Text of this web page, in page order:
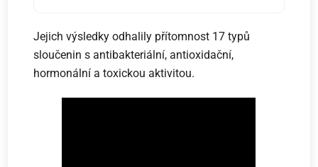
Jejich výsledky odhalily přítomnost 17 typů
sloučenin s antibakteriální, antioxidační,
hormonální a toxickou aktivitou.